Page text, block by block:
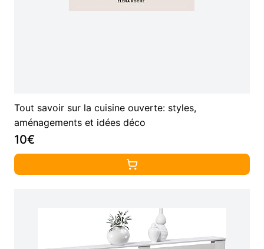
Tout savoir sur la cuisine ouverte: styles,
aménagements et idées déco
10€